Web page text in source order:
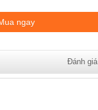
Đánh giá